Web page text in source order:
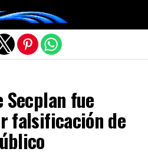
Secplan fue
falsificación de
versión móvil